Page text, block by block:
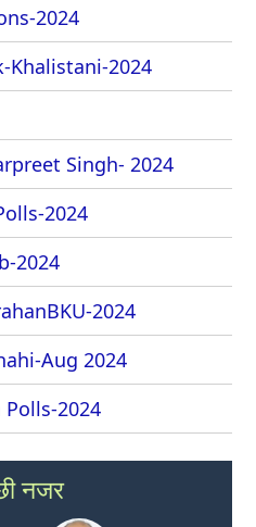
2024
Khalistani-2024
Singh- 2024
2024
2024
2024
Aug 2024
Polls-2024
नजर